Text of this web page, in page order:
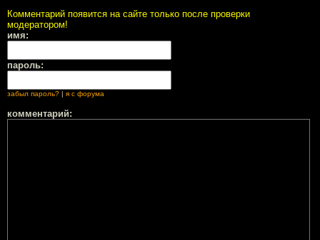
Комментарий появится на сайте только после проверки
модератором!
имя:
пароль:
забыл пароль? | я с форума
комментарий: